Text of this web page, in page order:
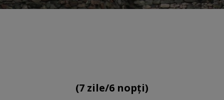
(7 zile/6 nopți)